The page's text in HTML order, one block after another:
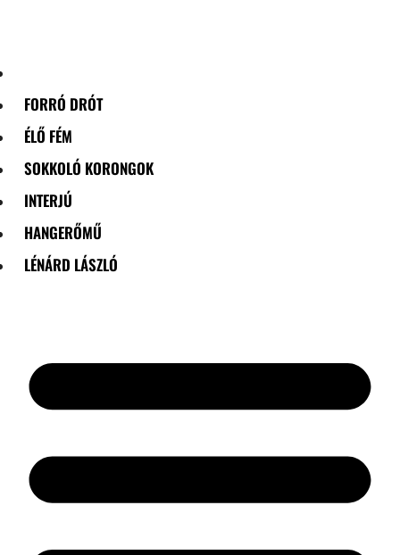
FORRÓ DRÓT
ÉLŐ FÉM
SOKKOLÓ KORONGOK
INTERJÚ
HANGERŐMŰ
LÉNÁRD LÁSZLÓ